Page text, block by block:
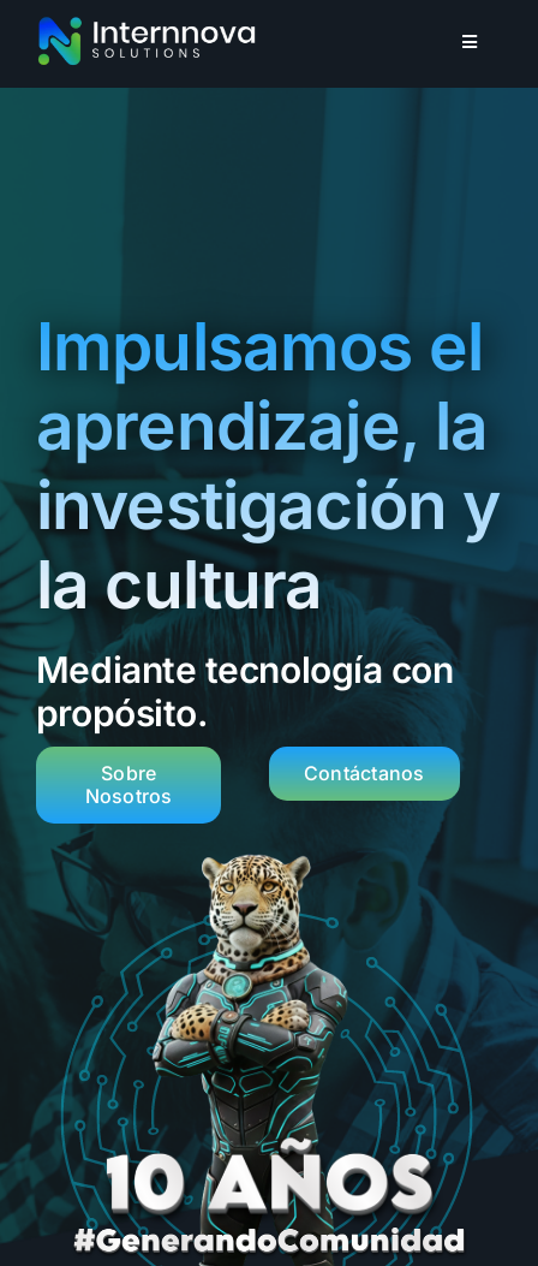
Toggle
Blog
Noticias Internnova
Contáctenos
Impulsamos el
aprendizaje, la
investigación y
la cultura
Mediante tecnología con
propósito.
Sobre
Nosotros
Contáctanos